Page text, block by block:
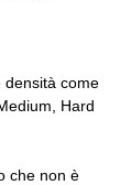
densità come
Hard
che non è